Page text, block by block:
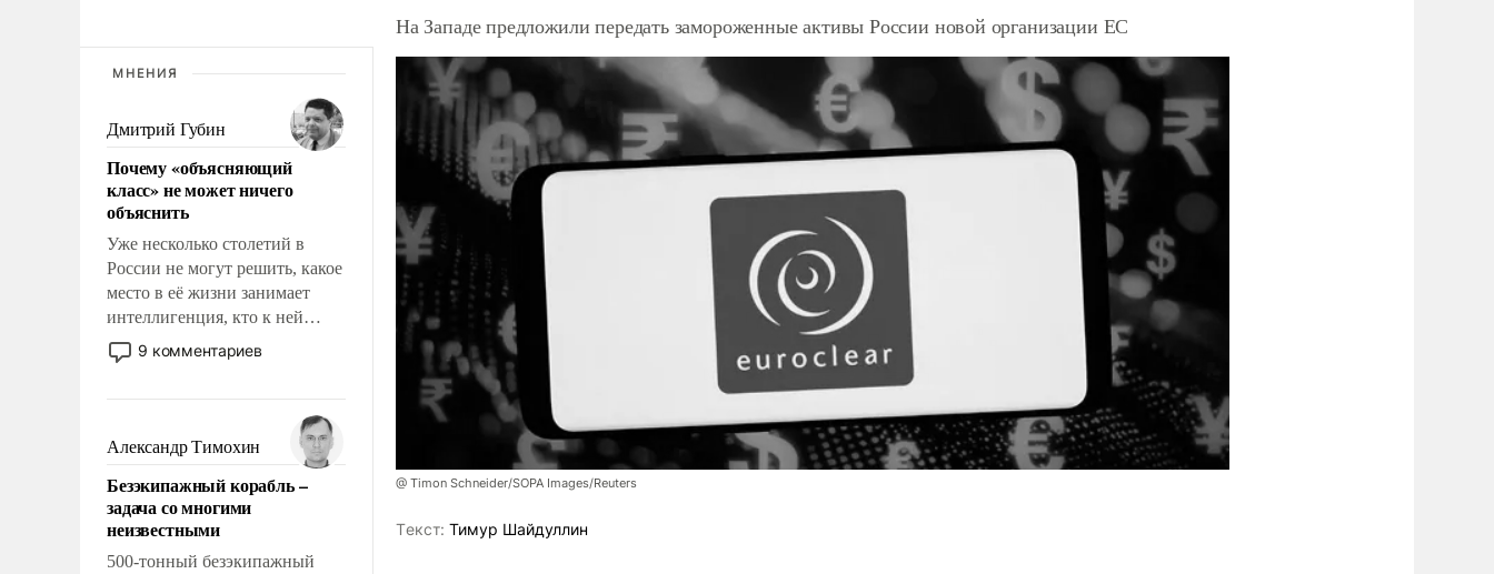
МНЕНИЯ
Дмитрий Губин
Почему «объясняющий
класс» не может ничего
объяснить
Уже несколько столетий в
России не могут решить, какое
место в её жизни занимает
интеллигенция, кто к ней
принадлежит, а кого из неё
исключили с правом
чем она отличается от просто
образованных людей. Иногда
казалось, что эти вопросы
решены раз и навсегда, но –
нет, не решены.
9 комментариев
Александр Тимохин
Безэкипажный корабль –
задача со многими
неизвестными
500-тонный безэкипажный
На Западе предложили передать замороженные активы России новой организации ЕС
@ Timon Schneider/SOPA Images/Reuters
Tекст: Тимур Шайдуллин